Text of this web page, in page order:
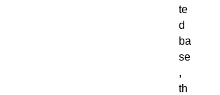
te
d
ba
se
,
th